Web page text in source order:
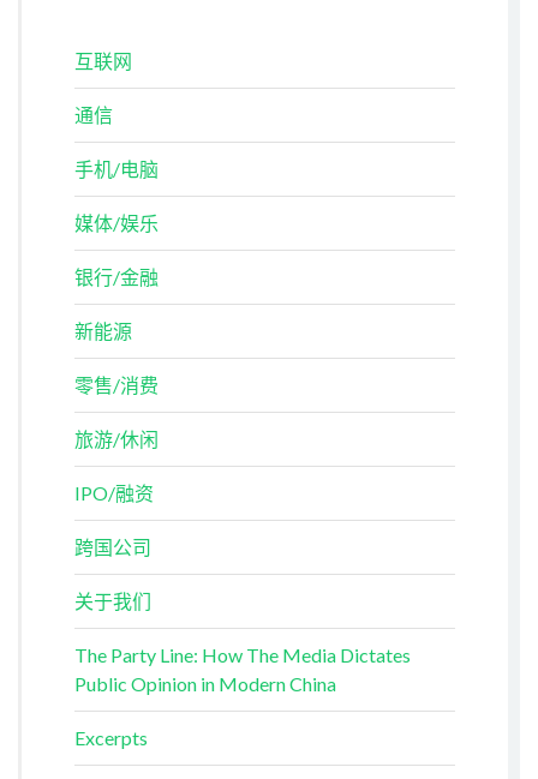
互联网
通信
手机/电脑
媒体/娱乐
银行/金融
新能源
零售/消费
旅游/休闲
IPO/融资
跨国公司
关于我们
The Party Line: How The Media Dictates
Public Opinion in Modern China
Excerpts